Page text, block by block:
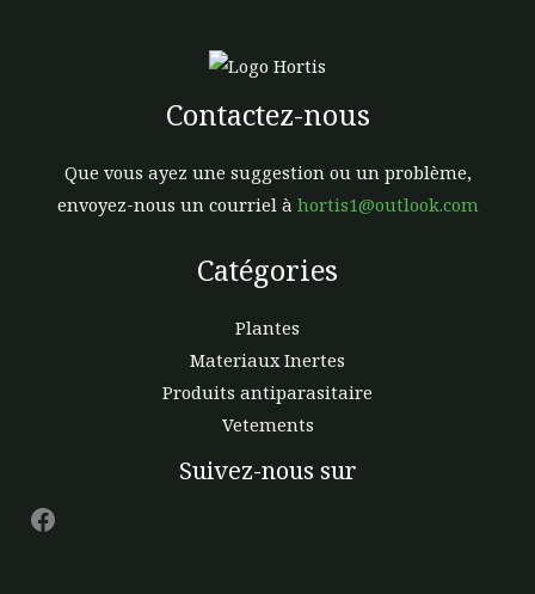
Contactez-nous
Que vous ayez une suggestion ou un problème,
envoyez-nous un courriel à hortis1@outlook.com
Catégories
Plantes
Materiaux Inertes
Produits antiparasitaire
Vetements
Suivez-nous sur